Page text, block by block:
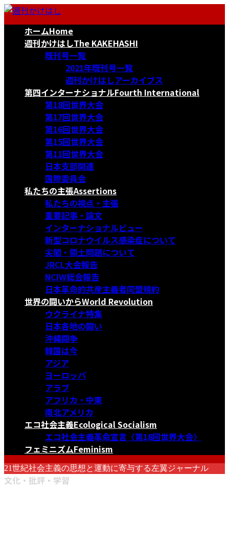
コ
ナ
ホームHome
週刊かけはしThe KAKEHASHI
既刊号一覧
2021年既刊号一覧
週刊かけはしアーカイブス
第四インターナショナルFourth International
第18回世界大会
第17回世界大会
第16回世界大会
第15回世界大会
第11回世界大会
日本支部関連
国際委員会
私たちの主張Assertions
私たちの視点・主張
重要記事・論文
インターナショナルビュー
新型コロナウイルス感染症について
尖閣・領土問題について
JRCL大会報告
NCIW総会報告
日本革命的共産主義者同盟規約
世界の闘いからWorld Revolution
ウクライナ特集
日本各地の闘い
沖縄闘争
韓国は今
アジア
ヨーロッパ
アラブ
アフリカ・中東
南北アメリカ
エコ社会主義Ecological Socialism
エコ社会主義革命宣言〈第18回世界大会〉
フェミニズムFeminism
21世紀社会主義の思想と運動に寄与する左翼ジャーナル
文化・批評・学習